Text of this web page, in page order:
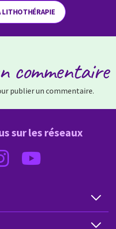
LITHOTHÉRAPIE
commentaire
publier un commentaire.
sur les réseaux